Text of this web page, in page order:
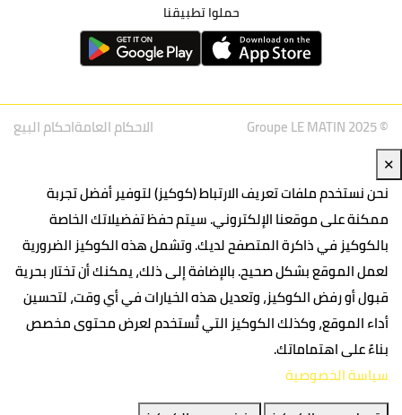
حملوا تطبيقنا
© Groupe LE MATIN 2025 الاحكام العامةاحكام البيع
✕
نحن نستخدم ملفات تعريف الارتباط (كوكيز) لتوفير أفضل تجربة
ممكنة على موقعنا الإلكتروني. سيتم حفظ تفضيلاتك الخاصة
بالكوكيز في ذاكرة المتصفح لديك. وتشمل هذه الكوكيز الضرورية
لعمل الموقع بشكل صحيح. بالإضافة إلى ذلك، يمكنك أن تختار بحرية
قبول أو رفض الكوكيز، وتعديل هذه الخيارات في أي وقت، لتحسين
أداء الموقع، وكذلك الكوكيز التي تُستخدم لعرض محتوى مخصص
بناءً على اهتماماتك.
سياسة الخصوصية